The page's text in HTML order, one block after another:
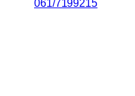
061/7199215